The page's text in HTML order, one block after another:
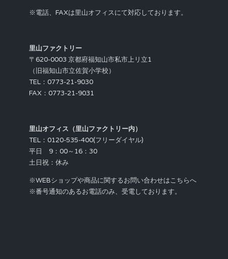
※電話、FAXは里山オフィスにて対応しております。
里山ファクトリー
〒620-0003 京都府福知山市私市上リ立1
（旧福知山市立佐賀小学校）
TEL：0773-21-9030
FAX：0773-21-9031
里山オフィス（里山ファクトリー内）
TEL：0120-535-400(フリーダイヤル)
平日 9：00～16：30
土日祝：休み
※WEBショップや商品に関するお問い合わせはこちらへ
※番号通知のあるお電話のみ、受電しております。